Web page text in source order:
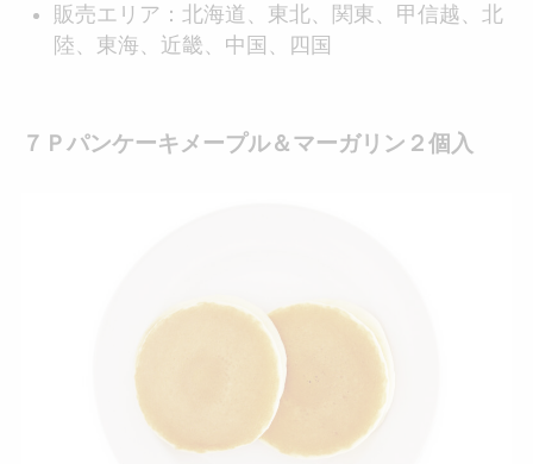
販売エリア：北海道、東北、関東、甲信越、北
陸、東海、近畿、中国、四国
７Ｐパンケーキメープル＆マーガリン２個入